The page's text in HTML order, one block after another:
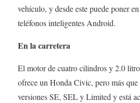
vehículo, y desde este puede poner
teléfonos inteligentes Android.
En la carretera
El motor de cuatro cilindros y 2.0
ofrece un Honda Civic, pero más
versiones SE, SEL y Limited y está